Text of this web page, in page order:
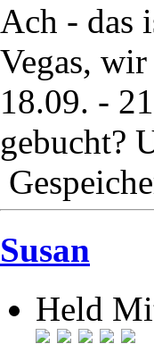
Ach - das
Vegas,
18.09. -
gebucht?
Susan
Held